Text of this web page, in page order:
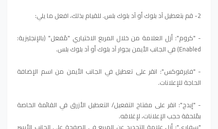
2- قم بتعطيل آد بلوك أو آد بلوك بلس. للقيام بذلك، افعل ما يلي:
- "كروم": أزل العلامة من خلال المربع الاختياري "مُفعل" (بالإنجليزية:
Enabled) في الجانب الأيمن بجوار آد بلوك أو آد بلوك بلس.
- "فايرفوكس": انقر على تعطيل في الجانب الأيمن من اسم الإضافة
الحاجة للإعلانات.
- "إيدج": انقر على مفتاح التفعيل/ التعطيل الأزرق في القائمة الخاصة
بمُلحقة حجب الإعلانات، لإغلاقه.